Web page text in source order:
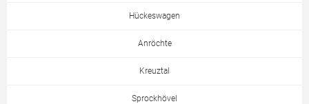
Hückeswagen
Anröchte
Kreuztal
Sprockhövel